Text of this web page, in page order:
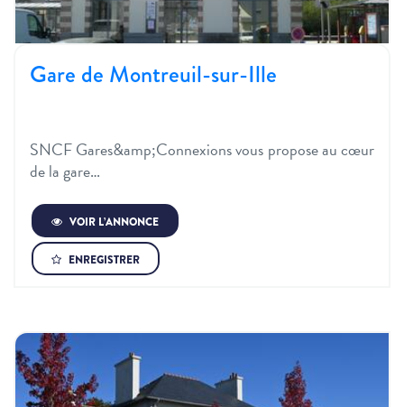
Gare de Montreuil-sur-Ille
SNCF Gares&amp;Connexions vous propose au cœur
de la gare…
VOIR L’ANNONCE
ENREGISTRER